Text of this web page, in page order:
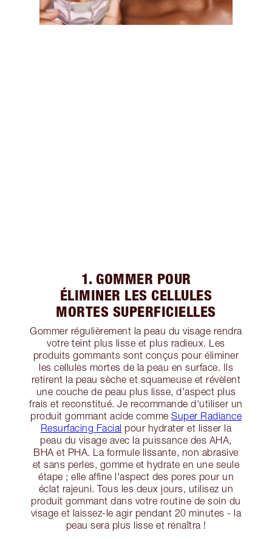
1. GOMMER POUR
ÉLIMINER LES CELLULES
MORTES SUPERFICIELLES
Gommer régulièrement la peau du visage rendra
votre teint plus lisse et plus radieux. Les
produits gommants sont conçus pour éliminer
les cellules mortes de la peau en surface. Ils
retirent la peau sèche et squameuse et révèlent
une couche de peau plus lisse, d'aspect plus
frais et reconstitué. Je recommande d'utiliser un
produit gommant acide comme Super Radiance
Resurfacing Facial pour hydrater et lisser la
peau du visage avec la puissance des AHA,
BHA et PHA. La formule lissante, non abrasive
et sans perles, gomme et hydrate en une seule
étape ; elle affine l'aspect des pores pour un
éclat rajeuni. Tous les deux jours, utilisez un
produit gommant dans votre routine de soin du
visage et laissez-le agir pendant 20 minutes - la
peau sera plus lisse et renaîtra !